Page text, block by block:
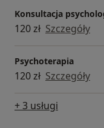
Konsultacja
120 zł Szczegóły
Psychoterapia
120 zł Szczegóły
+ 3 usługi